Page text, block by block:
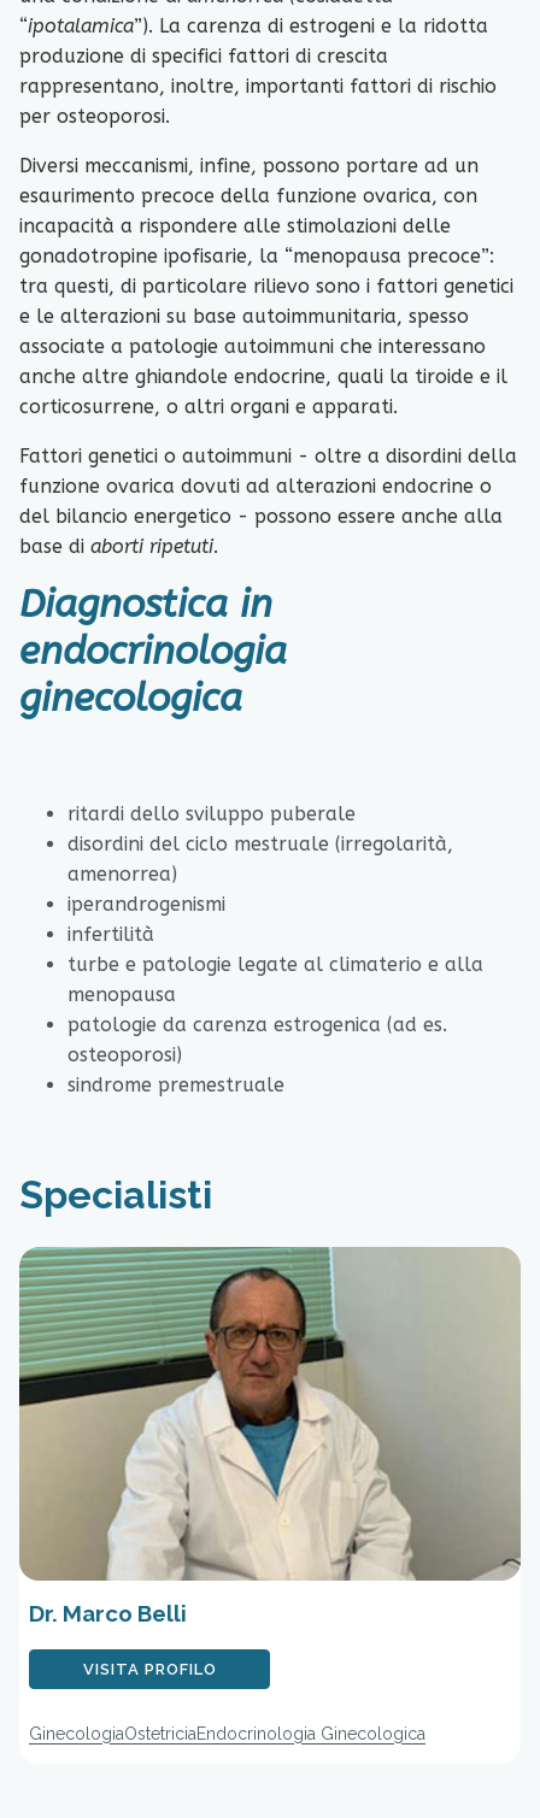
“ipotalamica”). La carenza di estrogeni e la ridotta
produzione di specifici fattori di crescita
rappresentano, inoltre, importanti fattori di rischio
per osteoporosi.
Diversi meccanismi, infine, possono portare ad un
esaurimento precoce della funzione ovarica, con
incapacità a rispondere alle stimolazioni delle
gonadotropine ipofisarie, la “menopausa precoce”:
tra questi, di particolare rilievo sono i fattori genetici
e le alterazioni su base autoimmunitaria, spesso
associate a patologie autoimmuni che interessano
anche altre ghiandole endocrine, quali la tiroide e il
corticosurrene, o altri organi e apparati.
Fattori genetici o autoimmuni - oltre a disordini della
funzione ovarica dovuti ad alterazioni endocrine o
del bilancio energetico - possono essere anche alla
base di aborti ripetuti.
Diagnostica in
endocrinologia
ginecologica
ritardi dello sviluppo puberale
disordini del ciclo mestruale (irregolarità,
amenorrea)
iperandrogenismi
infertilità
turbe e patologie legate al climaterio e alla
menopausa
patologie da carenza estrogenica (ad es.
osteoporosi)
sindrome premestruale
Specialisti
Dr. Marco Belli
VISITA PROFILO
GinecologiaOstetriciaEndocrinologia Ginecologica